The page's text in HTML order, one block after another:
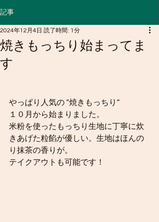
記事
​焼きもっちり始まってま
す
2024年12月4日 読了時間: 1分
やっぱり人気の ”焼きもっちり”
１０月から始まりました。
米粉を使ったもっちり生地に丁寧に炊
きあげた粒餡が優しい。生地はほんの
り抹茶の香りが。
​テイクアウトも可能です！